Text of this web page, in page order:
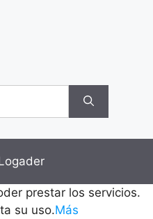
prestar los servicios.
su uso.Más